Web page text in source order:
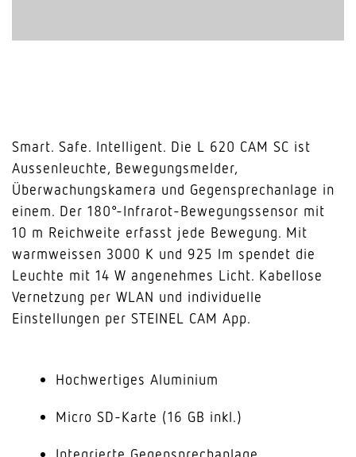
Smart. Safe. Intelligent. Die L 620 CAM SC ist
Aussenleuchte, Bewegungsmelder,
Überwachungskamera und Gegensprechanlage in
einem. Der 180°-Infrarot-Bewegungssensor mit
10 m Reichweite erfasst jede Bewegung. Mit
warmweissen 3000 K und 925 lm spendet die
Leuchte mit 14 W angenehmes Licht. Kabellose
Vernetzung per WLAN und individuelle
Einstellungen per STEINEL CAM App.
Hochwertiges Aluminium
Micro SD-Karte (16 GB inkl.)